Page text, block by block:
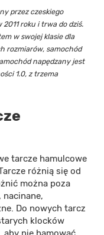
przez czeskiego
roku i trwa do dziś.
w swojej klasie dla
rozmiarów, samochód
napędzany jest
1.0, z trzema
tarcze hamulcowe
różnią się od
można poza
Do nowych tarcz
klocków